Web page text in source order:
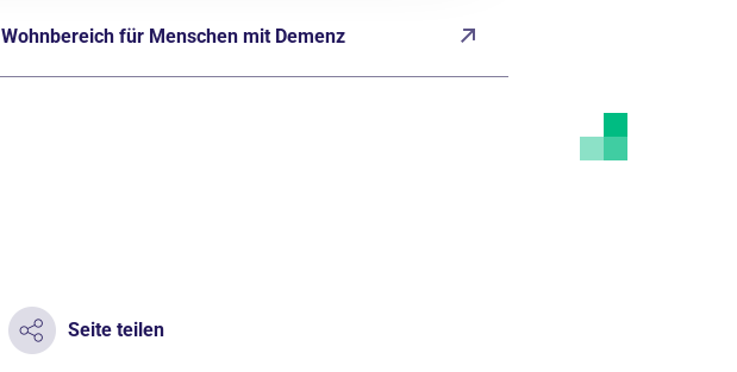
Wohnbereich für Menschen mit Demenz
Seite teilen